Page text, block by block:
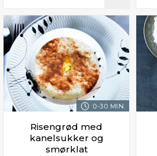
0-30 MIN.
Risengrød med
kanelsukker og
smørklat